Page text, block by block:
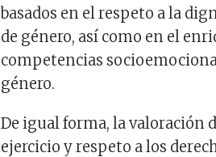
basados en el respeto a la
de género, así como en el
competencias
género.
De igual forma, la valoración
ejercicio y respeto a los